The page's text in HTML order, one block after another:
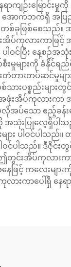
းမြောင်းမှုကို ဖ
အောက်ဘက်ရှိ အ
စ်ခုဖြစ်စေသည်။
ပ်ကုလားကာဖြ
င်ပြီး နေ့စဉ်အ
များကို ခံနိုင်ရ
တားတပ်ဆင်မှုမျ
ပစ္စည်းများတွင်
ဖုံးအိပ်ကုလားက
သော ဧည့်ခန်းမ
းပြုလေ့ရှိပါသည်
ပါဝင်ပါသည်။
င်ပါသည်။ ဒီဇိုင်
ဤတွင်းအိပ်ကုလာ
နေဖြင့် ကလေး
ကုလားကာပေါ်ရှိ န